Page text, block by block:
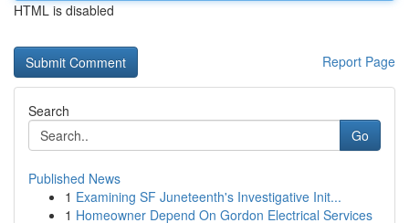
HTML is disabled
Report Page
Search
Go
Published News
1 Examining SF Juneteenth's Investigative Init...
1 Homeowner Depend On Gordon Electrical Services